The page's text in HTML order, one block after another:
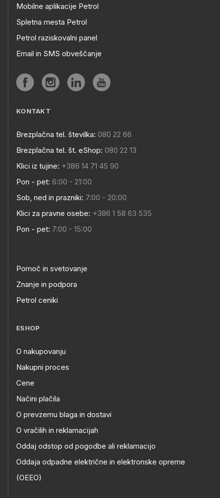
Mobilne aplikacije Petrol
Spletna mesta Petrol
Petrol raziskovalni panel
Email in SMS obveščanje
KONTAKT
Brezplačna tel. številka: 080 22 66
Brezplačna tel. št. eShop: 080 22 13
Klici iz tujine: +386 14 71 45 90
Pon - pet: 6:00 - 21:00
Sob, ned in prazniki: 7:00 - 20:00
Klici za pravne osebe: +386 1 58 63 535
Pon - pet: 7:00 - 15:00
Pomoč in svetovanje
Znanje in podpora
Petrol ceniki
ESHOP
O nakupovanju
Nakupni proces
Cene
Načini plačila
O prevzemu blaga in dostavi
O vračilih in reklamacijah
Oddaj odstop od pogodbe ali reklamacijo
Oddaja odpadne električne in elektronske opreme
(OEEO)